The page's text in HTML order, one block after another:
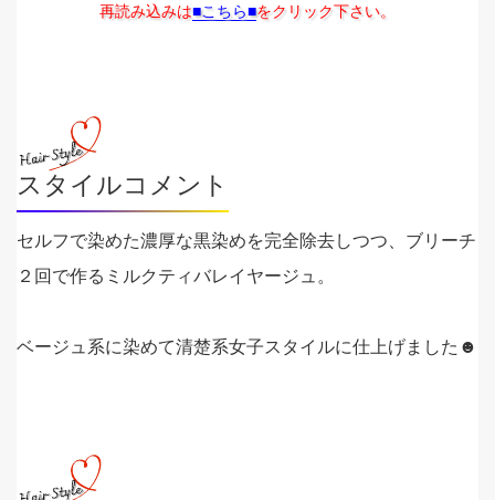
再読み込みは■こちら■をクリック下さい。
スタイルコメント
セルフで染めた濃厚な黒染めを完全除去しつつ、ブリーチ
２回で作るミルクティバレイヤージュ。
ベージュ系に染めて清楚系女子スタイルに仕上げました☻